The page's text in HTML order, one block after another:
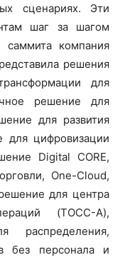
сценариях. Эти
шаг за шагом
саммита компания
решения
для
решение для
для развития
для цифровизации
Digital CORE,
One-Cloud,
для центра
(TOCC-A),
распределения,
без персонала и